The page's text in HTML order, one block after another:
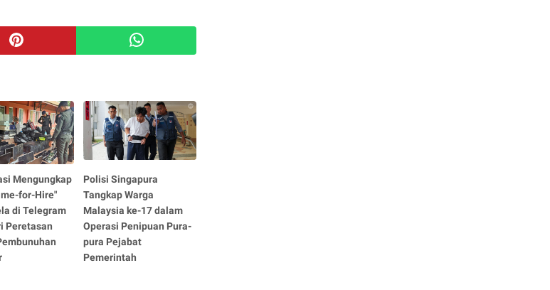
Mengungkap
for-Hire"
di Telegram
Peretasan
Polisi Singapura
Tangkap Warga
Malaysia ke-17 dalam
Operasi Penipuan Pura-
pura Pejabat
Pemerintah